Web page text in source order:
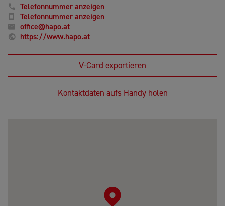
Telefonnummer anzeigen
Telefonnummer anzeigen
office@hapo.at
https://www.hapo.at
V-Card exportieren
Kontaktdaten aufs Handy holen